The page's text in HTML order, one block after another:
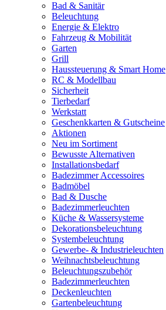
Bad & Sanitär
Beleuchtung
Energie & Elektro
Fahrzeug & Mobilität
Garten
Grill
Haussteuerung & Smart Home
RC & Modellbau
Sicherheit
Tierbedarf
Werkstatt
Geschenkkarten & Gutscheine
Aktionen
Neu im Sortiment
Bewusste Alternativen
Installationsbedarf
Badezimmer Accessoires
Badmöbel
Bad & Dusche
Badezimmerleuchten
Küche & Wassersysteme
Dekorationsbeleuchtung
Systembeleuchtung
Gewerbe- & Industrieleuchten
Weihnachtsbeleuchtung
Beleuchtungszubehör
Badezimmerleuchten
Deckenleuchten
Gartenbeleuchtung